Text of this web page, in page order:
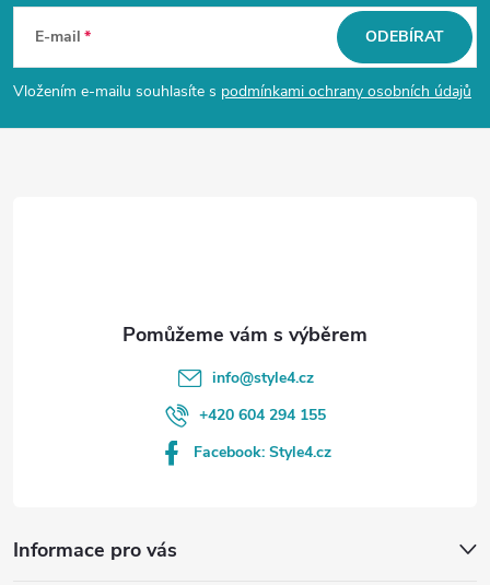
p
a
E-mail
Vložením e-mailu souhlasíte s podmínkami ochrany osobních údajů
ODEBÍRAT
Informace pro vás
info@style4.cz
+420 604 294 155
Facebook: Style4.cz